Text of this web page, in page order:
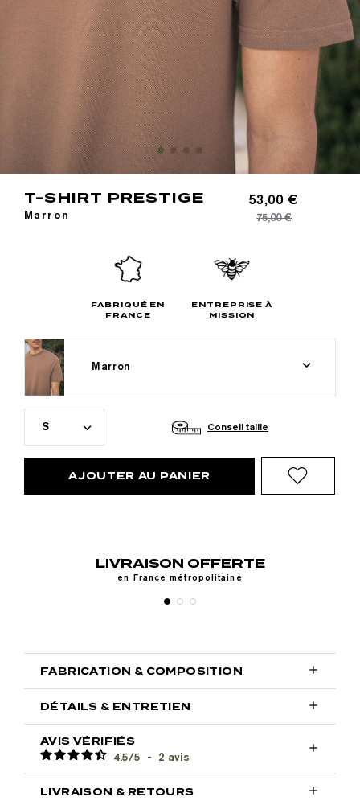
T-SHIRT PRESTIGE
Marron
53,00 €
75,00 €
FABRIQUÉ EN
FRANCE
ENTREPRISE À
MISSION
Marron
S Conseil taille
AJOUTER AU PANIER
LIVRAISON OFFERTE
en France métropolitaine
FABRICATION & COMPOSITION 
DÉTAILS & ENTRETIEN 
AVIS VÉRIFIÉS
4.5/5 - 2 avis

LIVRAISON & RETOURS 